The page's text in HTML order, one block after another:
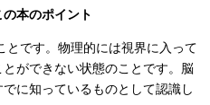
本のポイント
とです。物理的には視界に入って
ができない状態のことです。脳
に知っているものとして認識し